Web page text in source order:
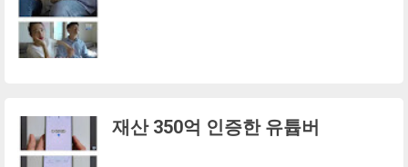
재산 350억 인증한 유튭버